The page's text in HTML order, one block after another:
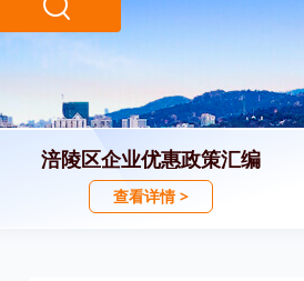
涪陵区企业优惠政策汇编
查看详情 >